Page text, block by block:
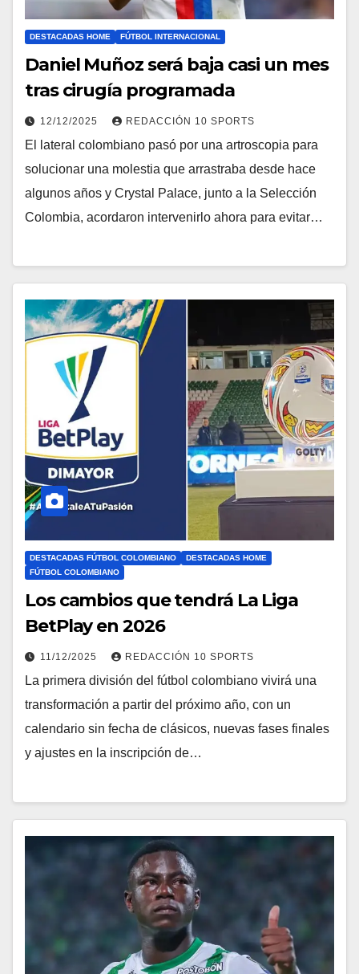
DESTACADAS HOME FÚTBOL INTERNACIONAL
Daniel Muñoz será baja casi un mes
tras cirugía programada
12/12/2025 REDACCIÓN 10 SPORTS
El lateral colombiano pasó por una artroscopia para
solucionar una molestia que arrastraba desde hace
algunos años y Crystal Palace, junto a la Selección
Colombia, acordaron intervenirlo ahora para evitar…
DESTACADAS FÚTBOL COLOMBIANO
DESTACADAS HOME
FÚTBOL COLOMBIANO
Los cambios que tendrá La Liga
BetPlay en 2026
11/12/2025 REDACCIÓN 10 SPORTS
La primera división del fútbol colombiano vivirá una
transformación a partir del próximo año, con un
calendario sin fecha de clásicos, nuevas fases finales
y ajustes en la inscripción de…